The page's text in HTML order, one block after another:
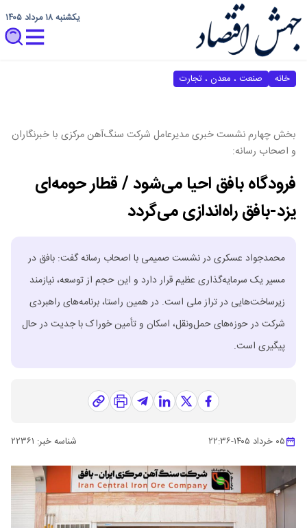
یکشنبه ۱۸ مرداد ۱۴۰۵
خانه صنعت ، معدن ، تجارت
بخش چهارم نشست خبری مدیرعامل شرکت سنگ‌آهن مرکزی با خبرنگاران
و اصحاب رسانه:
فرودگاه بافق احیا می‌شود / قطار حومه‌ای
یزد-بافق راه‌اندازی می‌گردد
محمدجواد عسکری در نشست صمیمی با اصحاب رسانه گفت: بافق در
مسیر یک سرمایه‌گذاری عظیم قرار دارد و این حجم از توسعه، نیازمند
زیرساخت‌هایی در تراز ملی است. در همین راستا، برنامه‌های راهبردی
شرکت در حوزه‌های حمل‌ونقل، اسکان و تأمین خوراک با جدیت در حال
پیگیری است.
۰۵ خرداد ۱۴۰۵ -۲۲:۳۶ شناسه خبر: ۲۲۳۶۱